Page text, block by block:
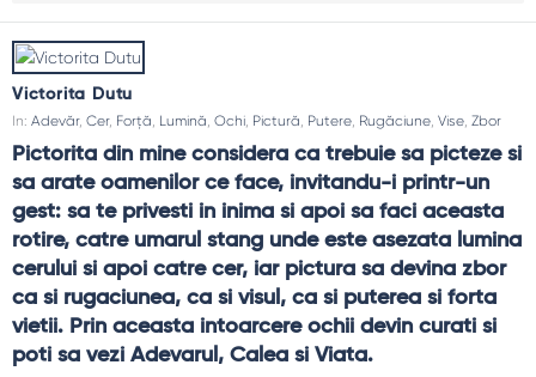
Victorita Dutu
In: Adevăr, Cer, Forță, Lumină, Ochi, Pictură, Putere, Rugăciune, Vise, Zbor
Pictorita din mine considera ca trebuie sa picteze si
sa arate oamenilor ce face, invitandu-i printr-un
gest: sa te privesti in inima si apoi sa faci aceasta
rotire, catre umarul stang unde este asezata lumina
cerului si apoi catre cer, iar pictura sa devina zbor
ca si rugaciunea, ca si visul, ca si puterea si forta
vietii. Prin aceasta intoarcere ochii devin curati si
poti sa vezi Adevarul, Calea si Viata.